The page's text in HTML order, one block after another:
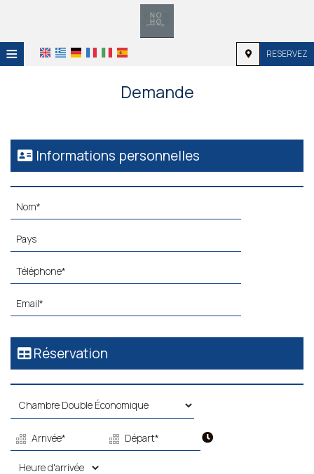
≡ RESERVEZ
HÉBERGEMENT
INSTALLATIONS
DEMANDE
CONTACT
Demande
Informations personnelles
Réservation